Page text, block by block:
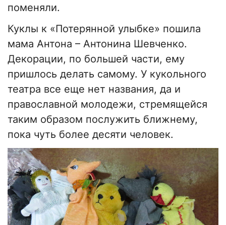
поменяли.
Куклы к «Потерянной улыбке» пошила
мама Антона – Антонина Шевченко.
Декорации, по большей части, ему
пришлось делать самому. У кукольного
театра все еще нет названия, да и
православной молодежи, стремящейся
таким образом послужить ближнему,
пока чуть более десяти человек.